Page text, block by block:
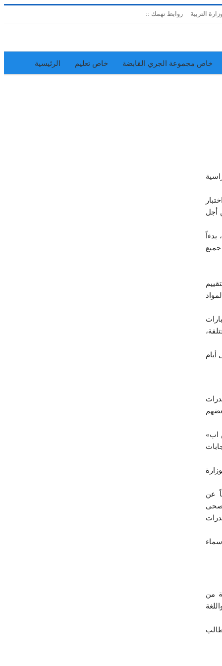
روابط تهمك :: التربية
الرئيسية خاص تعليم خاص مجموعة الجري القابضة
أجل
ووصولاً إلى وضع جميع
أيام
اب»
عن
من
الكيمياء يعد شرطاً للقبول بمركز العلوم الطبية، والمركز يقبل عدداً قليلاً لا يتجاوز الـ300 طالب